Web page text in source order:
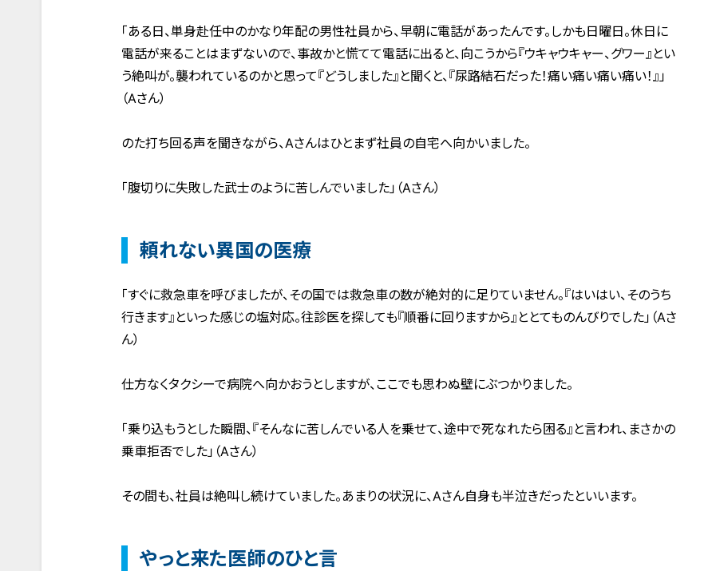
「ある日、単身赴任中のかなり年配の男性社員から、早朝に電話があったんです。しかも日曜日。休日に
電話が来ることはまずないので、事故かと慌てて電話に出ると、向こうから『ウキャウキャー、グワー』とい
う絶叫が。襲われているのかと思って『どうしました』と聞くと、『尿路結石だった！痛い痛い痛い痛い！』」
（Aさん）
のた打ち回る声を聞きながら、Aさんはひとまず社員の自宅へ向かいました。
「腹切りに失敗した武士のように苦しんでいました」（Aさん）
頼れない異国の医療
「すぐに救急車を呼びましたが、その国では救急車の数が絶対的に足りていません。『はいはい、そのうち
行きます』といった感じの塩対応。往診医を探しても『順番に回りますから』ととてものんびりでした」（Aさ
ん）
仕方なくタクシーで病院へ向かおうとしますが、ここでも思わぬ壁にぶつかりました。
「乗り込もうとした瞬間、『そんなに苦しんでいる人を乗せて、途中で死なれたら困る』と言われ、まさかの
乗車拒否でした」（Aさん）
その間も、社員は絶叫し続けていました。あまりの状況に、Aさん自身も半泣きだったといいます。
やっと来た医師のひと言